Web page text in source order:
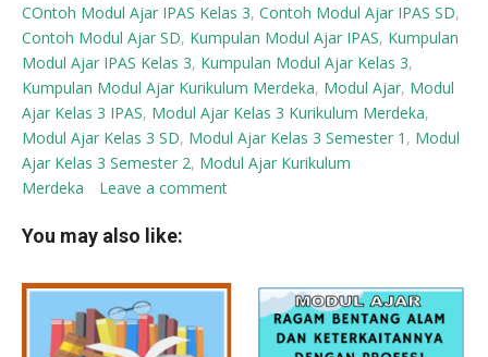
COntoh Modul Ajar IPAS Kelas 3, Contoh Modul Ajar IPAS SD,
Contoh Modul Ajar SD, Kumpulan Modul Ajar IPAS, Kumpulan
Modul Ajar IPAS Kelas 3, Kumpulan Modul Ajar Kelas 3,
Kumpulan Modul Ajar Kurikulum Merdeka, Modul Ajar, Modul
Ajar Kelas 3 IPAS, Modul Ajar Kelas 3 Kurikulum Merdeka,
Modul Ajar Kelas 3 SD, Modul Ajar Kelas 3 Semester 1 , Modul
Ajar Kelas 3 Semester 2, Modul Ajar Kurikulum
Merdeka
Leave a comment
You may also like: